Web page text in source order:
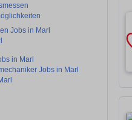
Jobs in Marl
in Marl
Jobs in Marl